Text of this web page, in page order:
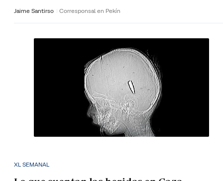
Jaime Santirso Corresponsal en Pekín
XL SEMANAL